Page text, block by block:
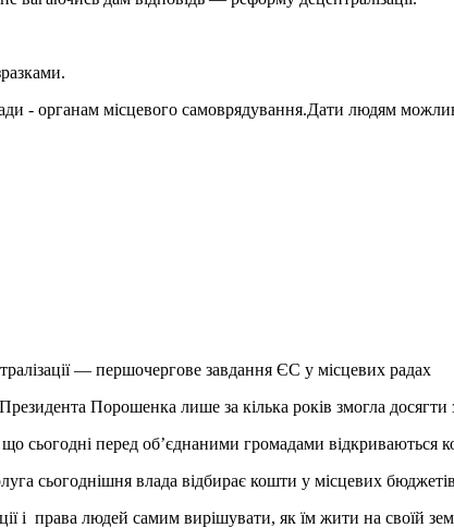
- органам місцевого самоврядування.Дати людям
— першочергове завдання ЄС у місцевих радах
Порошенка лише за кілька років змогла досягти
перед об’єднаними громадами відкриваються
сьогоднішня влада відбирає кошти у місцевих
і права людей самим вирішувати, як їм жити на своїй